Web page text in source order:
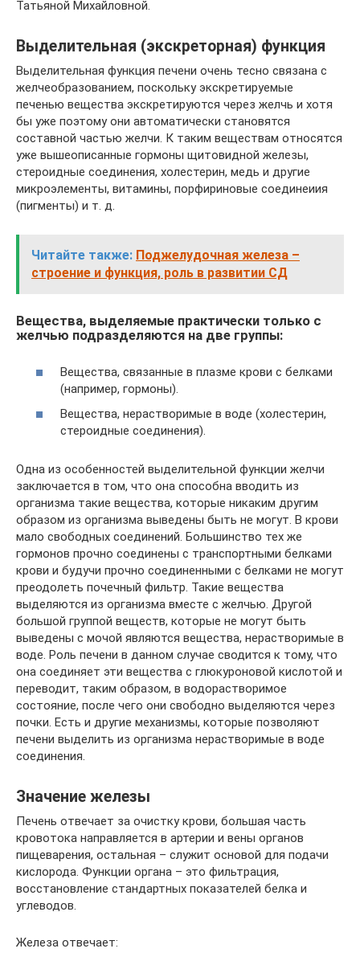
Татьяной Михайловной.
Выделительная (экскреторная) функция
Выделительная функция печени очень тесно связана с
желчеобразованием, поскольку экскретируемые
печенью вещества экскретируются через желчь и хотя
бы уже поэтому они автоматически становятся
составной частью желчи. К таким веществам относятся
уже вышеописанные гормоны щитовидной железы,
стероидные соединения, холестерин, медь и другие
микроэлементы, витамины, порфириновые соединеиия
(пигменты) и т. д.
Читайте также: Поджелудочная железа –
строение и функция, роль в развитии СД
Вещества, выделяемые практически только с
желчью подразделяются на две группы:
Вещества, связанные в плазме крови с белками
(например, гормоны).
Вещества, нерастворимые в воде (холестерин,
стероидные соединения).
Одна из особенностей выделительной функции желчи
заключается в том, что она способна вводить из
организма такие вещества, которые никаким другим
образом из организма выведены быть не могут. В крови
мало свободных соединений. Большинство тех же
гормонов прочно соединены с транспортными белками
крови и будучи прочно соединенными с белками не могут
преодолеть почечный фильтр. Такие вещества
выделяются из организма вместе с желчью. Другой
большой группой веществ, которые не могут быть
выведены с мочой являются вещества, нерастворимые в
воде. Роль печени в данном случае сводится к тому, что
она соединяет эти вещества с глюкуроновой кислотой и
переводит, таким образом, в водорастворимое
состояние, после чего они свободно выделяются через
почки. Есть и другие механизмы, которые позволяют
печени выделить из организма нерастворимые в воде
соединения.
Значение железы
Печень отвечает за очистку крови, большая часть
кровотока направляется в артерии и вены органов
пищеварения, остальная – служит основой для подачи
кислорода. Функции органа – это фильтрация,
восстановление стандартных показателей белка и
углеводов.
Железа отвечает: